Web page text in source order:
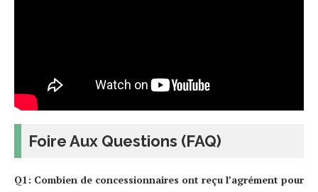
Foire Aux Questions (FAQ)
Q1: Combien de concessionnaires ont reçu l’agrément pour